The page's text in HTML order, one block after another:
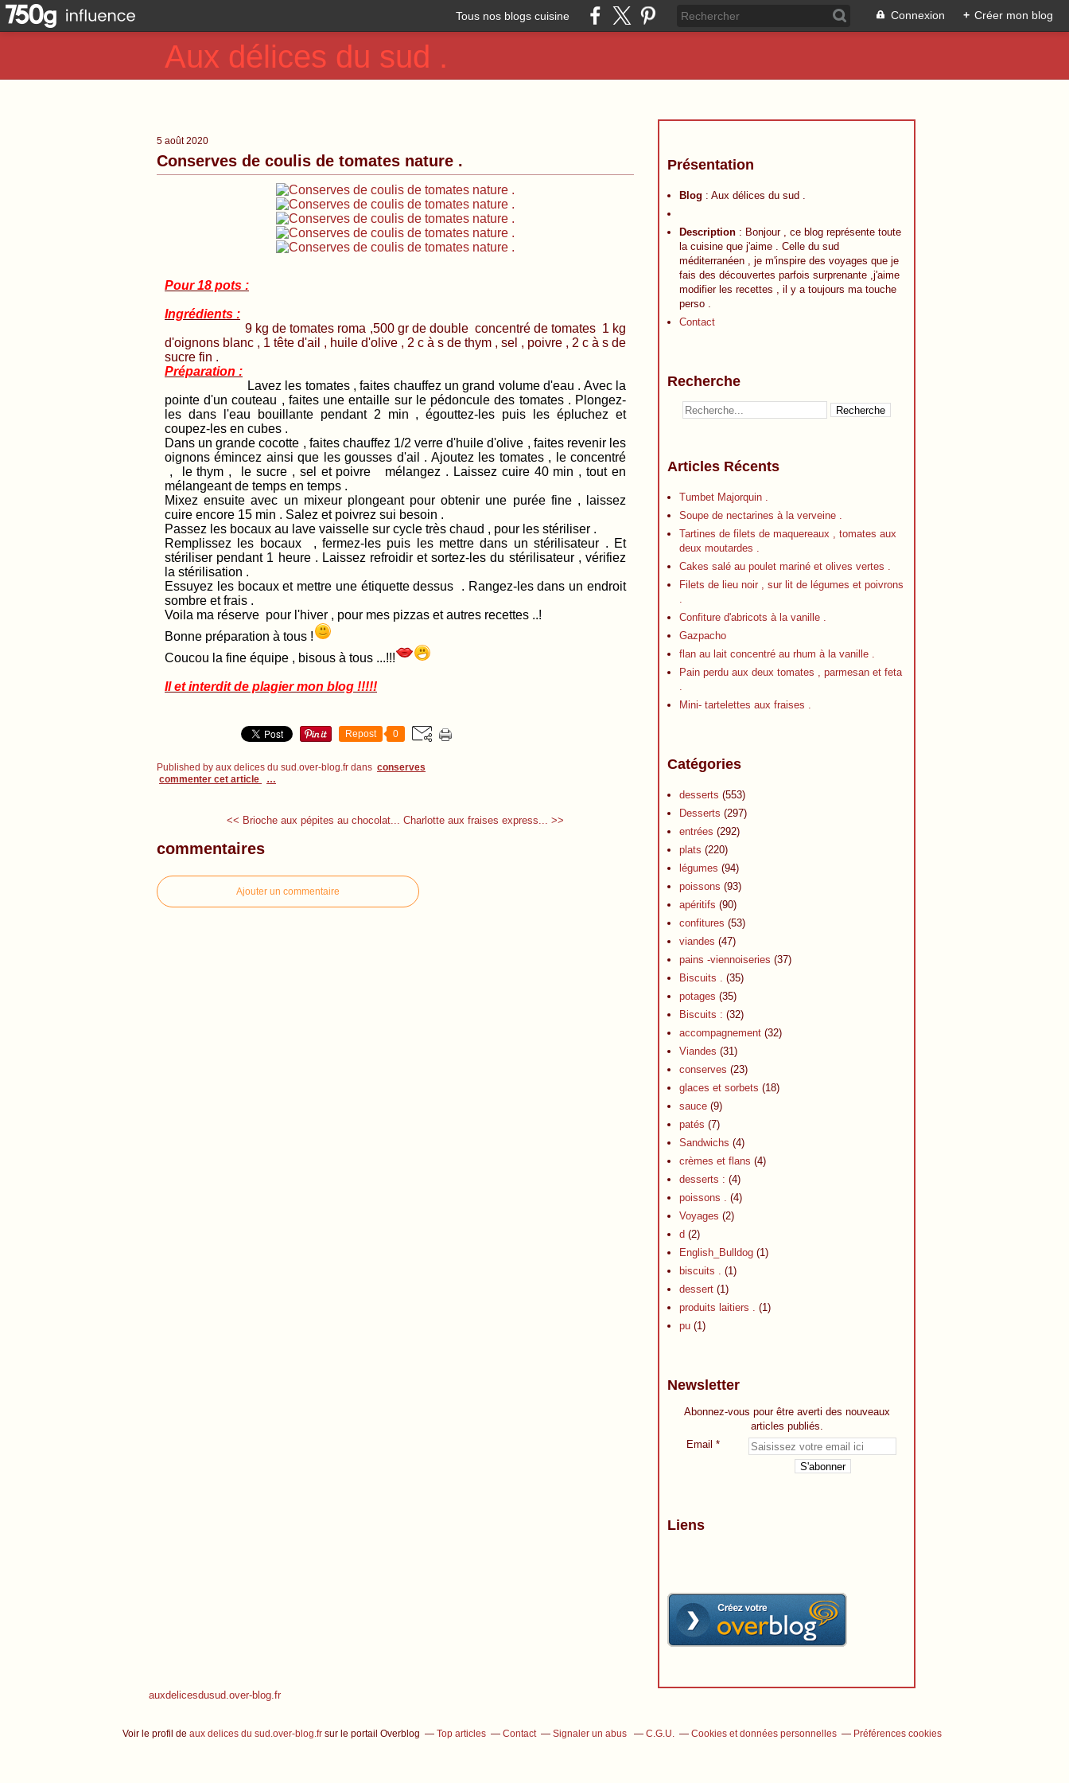
Tous nos blogs cuisine Connexion + Créer mon blog
Aux délices du sud .
5 août 2020
Conserves de coulis de tomates nature .
Pour 18 pots :
Ingrédients :
9 kg de tomates roma ,500 gr de double concentré de tomates 1 kg
d'oignons blanc , 1 tête d'ail , huile d'olive , 2 c à s de thym , sel , poivre , 2 c à s de
sucre fin .
Préparation :
Lavez les tomates , faites chauffez un grand volume d'eau . Avec la
pointe d'un couteau , faites une entaille sur le pédoncule des tomates . Plongez-
les dans l'eau bouillante pendant 2 min , égouttez-les puis les épluchez et
coupez-les en cubes .
Dans un grande cocotte , faites chauffez 1/2 verre d'huile d'olive , faites revenir les
oignons émincez ainsi que les gousses d'ail . Ajoutez les tomates , le concentré
, le thym , le sucre , sel et poivre mélangez . Laissez cuire 40 min , tout en
mélangeant de temps en temps .
Mixez ensuite avec un mixeur plongeant pour obtenir une purée fine , laissez
cuire encore 15 min . Salez et poivrez sui besoin .
Passez les bocaux au lave vaisselle sur cycle très chaud , pour les stériliser .
Remplissez les bocaux , fermez-les puis les mettre dans un stérilisateur . Et
stériliser pendant 1 heure . Laissez refroidir et sortez-les du stérilisateur , vérifiez
la stérilisation .
Essuyez les bocaux et mettre une étiquette dessus . Rangez-les dans un endroit
sombre et frais .
Voila ma réserve pour l'hiver , pour mes pizzas et autres recettes ..!
Bonne préparation à tous !
Coucou la fine équipe , bisous à tous ...!!!
Il et interdit de plagier mon blog !!!!!
Repost 0
Published by aux delices du sud.over-blog.fr dans conserves
commenter cet article
…
<< Brioche aux pépites au chocolat... Charlotte aux fraises express... >>
commentaires
Ajouter un commentaire
Présentation
Blog : Aux délices du sud .
Description : Bonjour , ce blog représente toute
la cuisine que j'aime . Celle du sud
méditerranéen , je m'inspire des voyages que je
fais des découvertes parfois surprenante ,j'aime
modifier les recettes , il y a toujours ma touche
perso .
Contact
Recherche
Articles Récents
Tumbet Majorquin .
Soupe de nectarines à la verveine .
Tartines de filets de maquereaux , tomates aux
deux moutardes .
Cakes salé au poulet mariné et olives vertes .
Filets de lieu noir , sur lit de légumes et poivrons
.
Confiture d'abricots à la vanille .
Gazpacho
flan au lait concentré au rhum à la vanille .
Pain perdu aux deux tomates , parmesan et feta
.
Mini- tartelettes aux fraises .
Catégories
desserts (553)
Desserts (297)
entrées (292)
plats (220)
légumes (94)
poissons (93)
apéritifs (90)
confitures (53)
viandes (47)
pains -viennoiseries (37)
Biscuits . (35)
potages (35)
Biscuits : (32)
accompagnement (32)
Viandes (31)
conserves (23)
glaces et sorbets (18)
sauce (9)
patés (7)
Sandwichs (4)
crèmes et flans (4)
desserts : (4)
poissons . (4)
Voyages (2)
d (2)
English_Bulldog (1)
biscuits . (1)
dessert (1)
produits laitiers . (1)
pu (1)
Newsletter
Abonnez-vous pour être averti des nouveaux
articles publiés.
Email
Liens
auxdelicesdusud.over-blog.fr
Voir le profil de aux delices du sud.over-blog.fr sur le portail Overblog Top articles Contact Signaler un abus C.G.U. Cookies et données personnelles Préférences cookies